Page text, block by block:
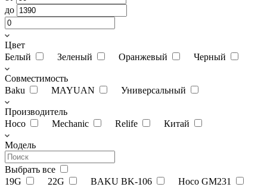
до
Цвет
Белый
Зеленый Оранжевый Черный
Совместимость
Baku
MAYUAN Универсальный
Производитель
Hoco
Mechanic Relife Китай
Модель
Выбрать все
19G
22G BAKU BK-106
Hoco GM231